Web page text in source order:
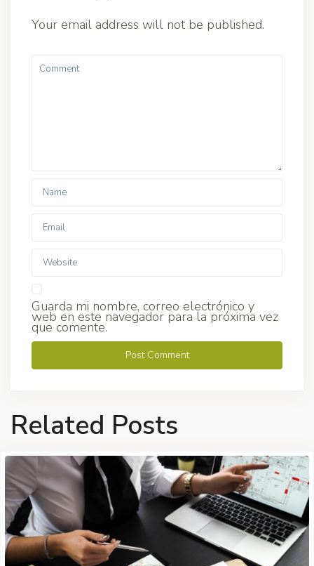
Your email address will not be published.
Guarda mi nombre, correo electrónico y
web en este navegador para la próxima vez
que comente.
Related Posts